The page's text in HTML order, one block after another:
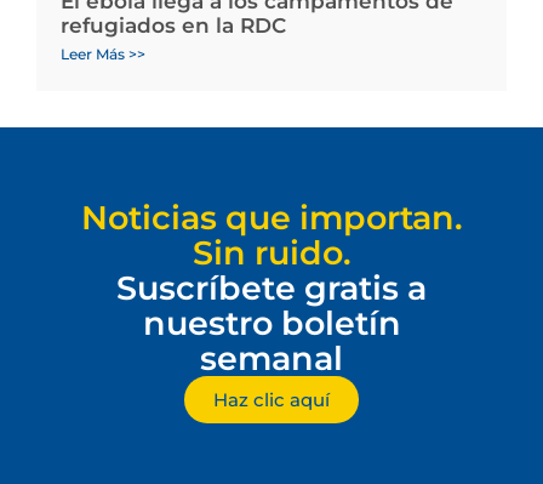
refugiados en la RDC
Leer Más >>
Noticias que importan.
Sin ruido.
Suscríbete gratis a
nuestro boletín
semanal
Haz clic aquí